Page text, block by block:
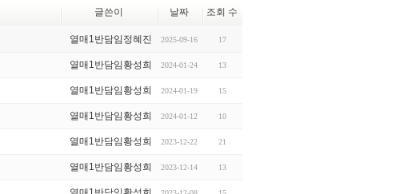
글쓴이 날짜 조회 수
열매1반담임정혜진 2025-09-16 17
열매1반담임황성희 2024-01-24 13
열매1반담임황성희 2024-01-19 15
열매1반담임황성희 2024-01-12 10
열매1반담임황성희 2023-12-22 21
열매1반담임황성희 2023-12-14 13